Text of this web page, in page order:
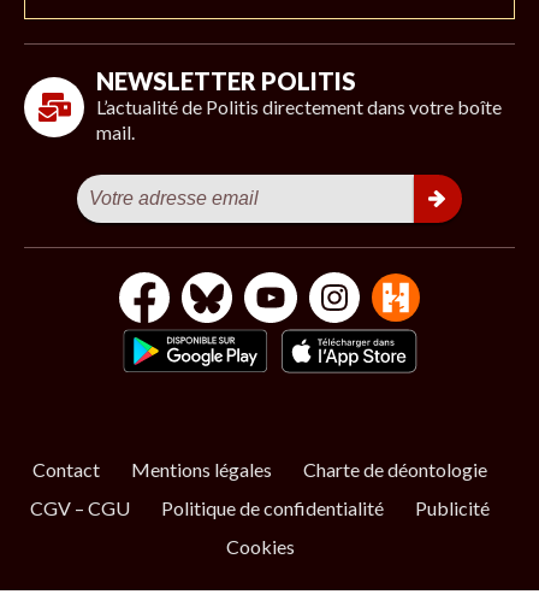
NEWSLETTER POLITIS
L’actualité de Politis directement dans votre boîte
mail.
Contact Mentions légales
Charte de déontologie
CGV – CGU
Politique de confidentialité
Publicité
Cookies